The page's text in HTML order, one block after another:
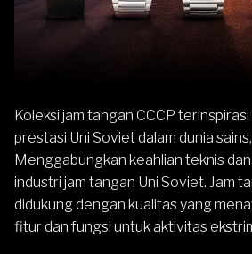
Koleksi jam tangan CCCP terinspirasi
prestasi Uni Soviet dalam dunia
Menggabungkan keahlian teknis
industri jam tangan Uni Soviet. Jam
didukung dengan kualitas yang
fitur dan fungsi untuk aktivitas